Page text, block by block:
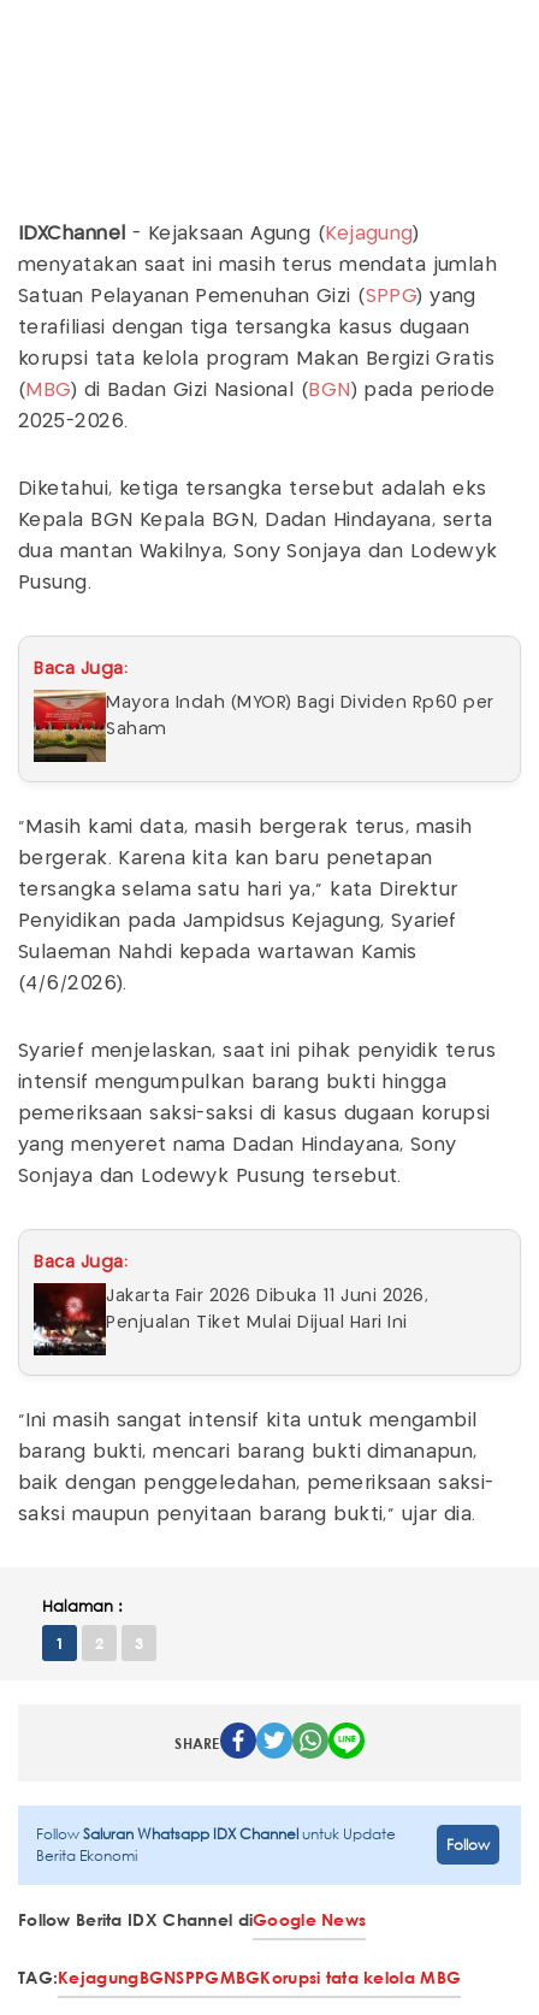
IDXChannel - Kejaksaan Agung ( Kejagung)
menyatakan saat ini masih terus mendata jumlah
Satuan Pelayanan Pemenuhan Gizi (SPPG) yang
terafiliasi dengan tiga tersangka kasus dugaan
korupsi tata kelola program Makan Bergizi Gratis
( MBG) di Badan Gizi Nasional ( BGN ) pada periode
2025-2026.
Diketahui, ketiga tersangka tersebut adalah eks
Kepala BGN Kepala BGN, Dadan Hindayana, serta
dua mantan Wakilnya, Sony Sonjaya dan Lodewyk
Pusung.
Baca Juga:
Mayora Indah (MYOR) Bagi Dividen Rp60 per
Saham
“Masih kami data, masih bergerak terus, masih
bergerak. Karena kita kan baru penetapan
tersangka selama satu hari ya,” kata Direktur
Penyidikan pada Jampidsus Kejagung, Syarief
Sulaeman Nahdi kepada wartawan Kamis
(4/6/2026).
Syarief menjelaskan, saat ini pihak penyidik terus
intensif mengumpulkan barang bukti hingga
pemeriksaan saksi-saksi di kasus dugaan korupsi
yang menyeret nama Dadan Hindayana, Sony
Sonjaya dan Lodewyk Pusung tersebut.
Baca Juga:
Jakarta Fair 2026 Dibuka 11 Juni 2026,
Penjualan Tiket Mulai Dijual Hari Ini
“Ini masih sangat intensif kita untuk mengambil
barang bukti, mencari barang bukti dimanapun,
baik dengan penggeledahan, pemeriksaan saksi-
saksi maupun penyitaan barang bukti,” ujar dia.
Halaman :
1 2 3
SHARE
FollowSaluran Whatsapp IDX Channeluntuk Update
Berita Ekonomi
Follow
Follow Berita IDX Channel diGoogle News
TAG:KejagungBGNSPPGMBGKorupsi tata kelola MBG